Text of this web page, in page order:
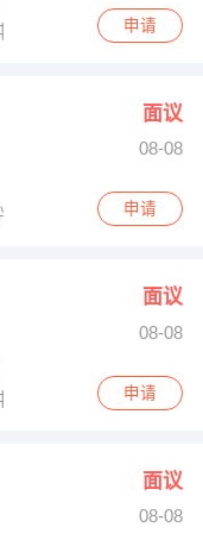
区瑰香街138号申请
面议
08-08
华北街49号华润铁西中
申请
面议
08-08
街路268号R1馆二、三
申请
面议
08-08